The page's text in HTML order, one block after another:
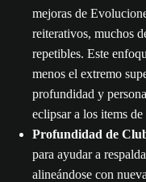
mejoras de
reiterativos, muchos
repetibles. Este
menos el extremo
profundidad y
eclipsar a los items de
Profundidad de
para ayudar a
alineándose con